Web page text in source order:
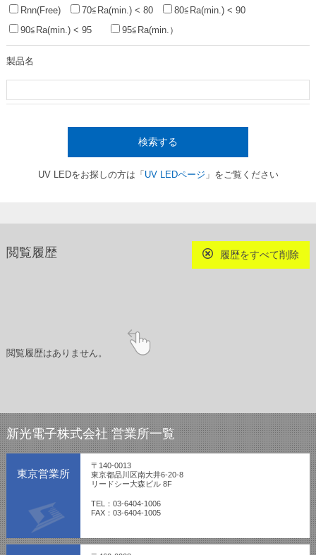
Rnn(Free) 70≦Ra(min.) < 80
80≦Ra(min.) < 90
90≦Ra(min.) < 95
95≦Ra(min.）
製品名
検索する
UV LEDをお探しの方は「 UV LEDページ 」をご覧ください
閲覧履歴 履歴をすべて削除
閲覧履歴はありません。
新光電子株式会社 営業所一覧
東京営業所
〒140-0013
東京都品川区南大井6-20-8
リードシー大森ビル 8F
TEL：03-6404-1006
FAX：03-6404-1005